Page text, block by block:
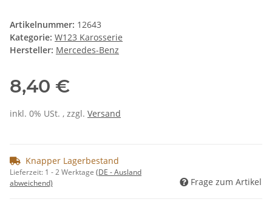
Artikelnummer: 12643
Kategorie: W123 Karosserie
Hersteller: Mercedes-Benz
8,40 €
inkl. 0% USt. , zzgl. Versand
Knapper Lagerbestand
Lieferzeit: 1 - 2 Werktage (DE - Ausland
abweichend)
Frage zum Artikel